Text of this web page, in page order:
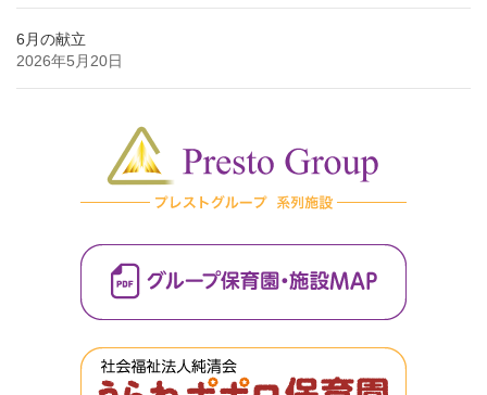
6月の献立
2026年5月20日